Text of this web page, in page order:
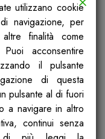
Spi e Fp
utilizzano cookie
navigazione, per
finalità come
acconsentire
il pulsante
di questa
pulsante al di fuori
a navigare in altro
continui senza